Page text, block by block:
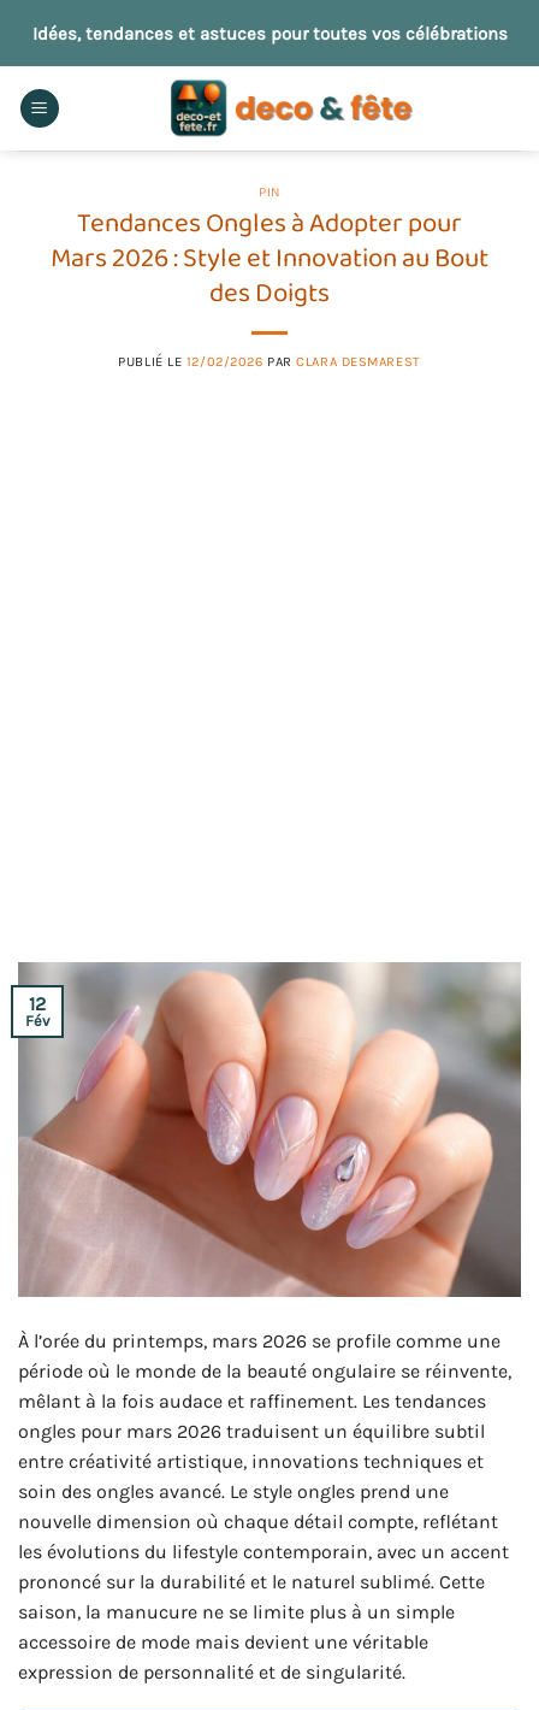
contenu
Idées, tendances et astuces pour toutes vos célébrations
PIN
Tendances Ongles à Adopter pour
Mars 2026 : Style et Innovation au Bout
des Doigts
PUBLIÉ LE 12/02/2026 PARCLARA DESMAREST
12
Fév
À l’orée du printemps, mars 2026 se profile comme une
période où le monde de la beauté ongulaire se réinvente,
mêlant à la fois audace et raffinement. Les tendances
ongles pour mars 2026 traduisent un équilibre subtil
entre créativité artistique, innovations techniques et
soin des ongles avancé. Le style ongles prend une
nouvelle dimension où chaque détail compte, reflétant
les évolutions du lifestyle contemporain, avec un accent
prononcé sur la durabilité et le naturel sublimé. Cette
saison, la manucure ne se limite plus à un simple
accessoire de mode mais devient une véritable
expression de personnalité et de singularité.